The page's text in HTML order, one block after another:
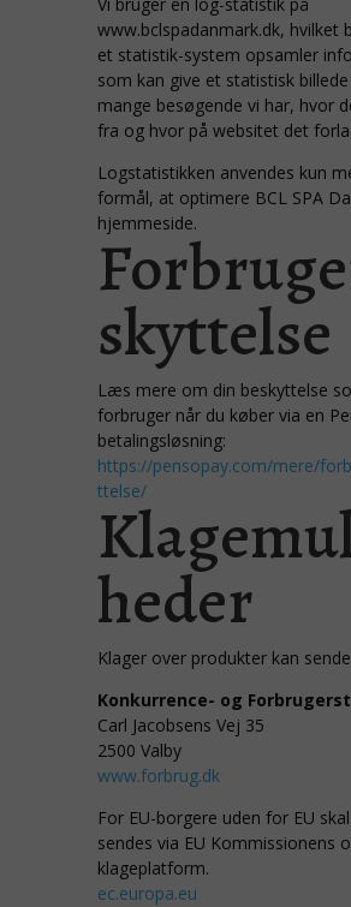
www.bclspadanmark.dk, hvilket
et statistik-system opsamler
som kan give et statistisk
mange besøgende vi har, hvor
fra og hvor på websitet det
Logstatistikken anvendes kun
formål, at optimere BCL SPA
hjemmeside.
skyttelse
Læs mere om din beskyttelse
forbruger når du køber via en
betalingsløsning:
https://pensopay.com/mere/
ttelse/
heder
Klager over produkter kan
Konkurrence- og
Carl Jacobsens Vej 35
2500 Valby
www.forbrug.dk
For EU-borgere uden for EU
sendes via EU Kommissionens
klageplatform.
ec.europa.eu